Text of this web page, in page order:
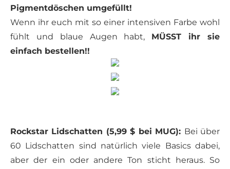
Pigmentdöschen umgefüllt!
Wenn ihr euch mit so einer intensiven Farbe wohl
fühlt und blaue Augen habt, MÜSST ihr sie
einfach bestellen!!
Rockstar Lidschatten (5,99 $ bei MUG): Bei über
60 Lidschatten sind natürlich viele Basics dabei,
aber der ein oder andere Ton sticht heraus. So